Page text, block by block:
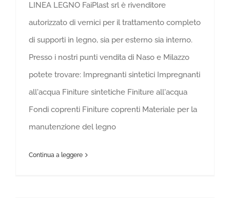
LINEA LEGNO FaiPlast srl è rivenditore
autorizzato di vernici per il trattamento completo
di supporti in legno, sia per esterno sia interno.
Presso i nostri punti vendita di Naso e Milazzo
potete trovare: Impregnanti sintetici Impregnanti
all'acqua Finiture sintetiche Finiture all'acqua
Fondi coprenti Finiture coprenti Materiale per la
manutenzione del legno
Continua a leggere